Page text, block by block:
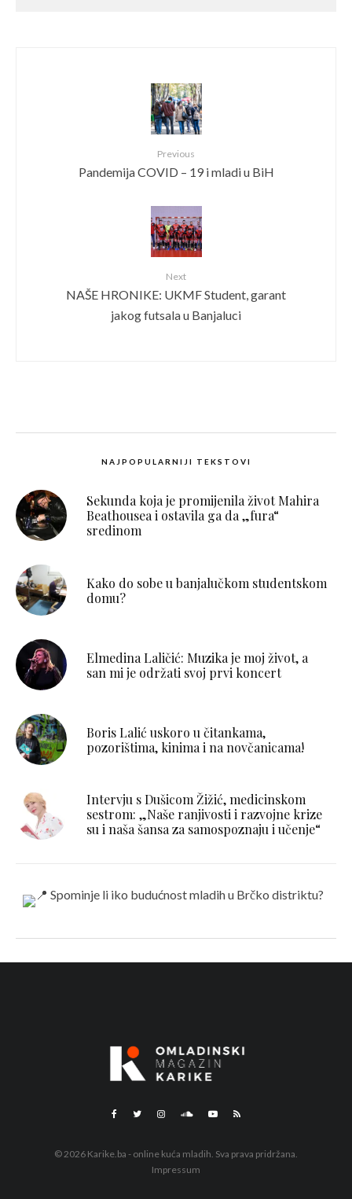
Previous
Pandemija COVID – 19 i mladi u BiH
Next
NAŠE HRONIKE: UKMF Student, garant
jakog futsala u Banjaluci
NAJPOPULARNIJI TEKSTOVI
Sekunda koja je promijenila život Mahira
Beathousea i ostavila ga da „fura“
sredinom
Kako do sobe u banjalučkom studentskom
domu?
Elmedina Laličić: Muzika je moj život, a
san mi je održati svoj prvi koncert
Boris Lalić uskoro u čitankama,
pozorištima, kinima i na novčanicama!
Intervju s Dušicom Žižić, medicinskom
sestrom: „Naše ranjivosti i razvojne krize
su i naša šansa za samospoznaju i učenje“
© 2026 Karike.ba - online kuća mladih. Sva prava pridržana.
Impressum